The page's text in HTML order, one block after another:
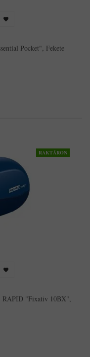
Pocket", Fekete
RAKTÁRON
RAPID "Fixativ 10BX",